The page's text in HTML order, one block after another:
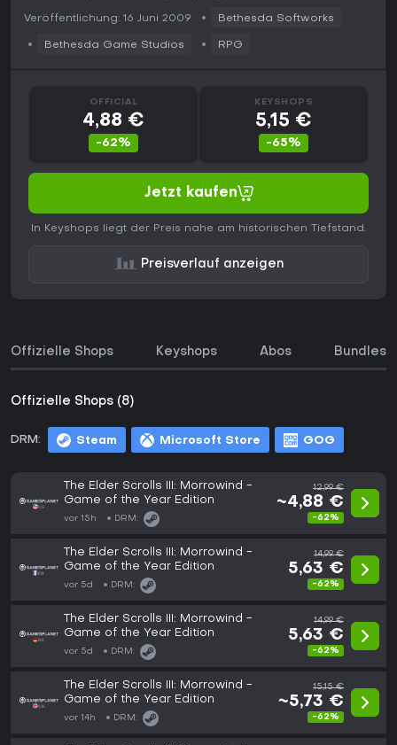
Veröffentlichung: 16 Juni 2009 Bethesda Softworks
Bethesda Game Studios RPG
OFFICIAL
4,88 €
-62%
KEYSHOPS
5,15 €
-65%
Jetzt kaufen
In Keyshops liegt der Preis nahe am historischen Tiefstand.
Preisverlauf anzeigen
Offizielle Shops Keyshops Abos Bundles
Offizielle Shops (8)
DRM: Steam Microsoft Store GOG
The Elder Scrolls III: Morrowind -
Game of the Year Edition
vor 15h DRM:
12,99 €
~4,88 €
-62%
The Elder Scrolls III: Morrowind -
Game of the Year Edition
vor 5d DRM:
14,99 €
5,63 €
-62%
The Elder Scrolls III: Morrowind -
Game of the Year Edition
vor 5d DRM:
14,99 €
5,63 €
-62%
The Elder Scrolls III: Morrowind -
Game of the Year Edition
vor 14h DRM:
15,15 €
~5,73 €
-62%